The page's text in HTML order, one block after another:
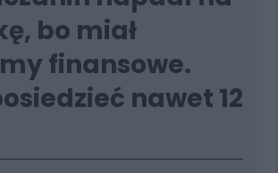
bo miał
finansowe.
nawet 12